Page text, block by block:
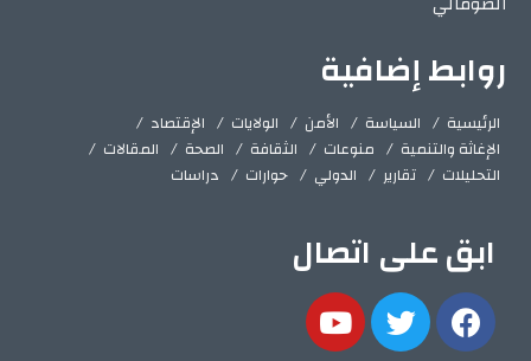
روابط إضافية
الرئيسية السياسة الأمن الولايات
الإقتصاد
الإغاثة والتنمية
منوعات الثقافة الصحة
المقالات
التحليلات
تقارير الدولي حوارات دراسات
ابق على اتصال